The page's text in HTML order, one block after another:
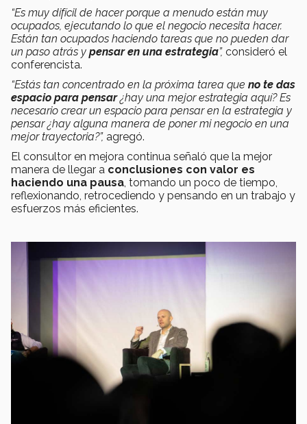
“Es muy difícil de hacer porque a menudo están muy
ocupados, ejecutando lo que el negocio necesita hacer.
Están tan ocupados haciendo tareas que no pueden dar
un paso atrás y pensar en una estrategia”, consideró el
conferencista.
“Estás tan concentrado en la próxima tarea que no te das
espacio para pensar¿hay una mejor estrategia aquí? Es
necesario crear un espacio para pensar en la estrategia y
pensar ¿hay alguna manera de poner mi negocio en una
mejor trayectoria?”, agregó.
El consultor en mejora continua señaló que la mejor
manera de llegar a conclusiones con valor es
haciendo una pausa , tomando un poco de tiempo,
reflexionando, retrocediendo y pensando en un trabajo y
esfuerzos más eficientes.